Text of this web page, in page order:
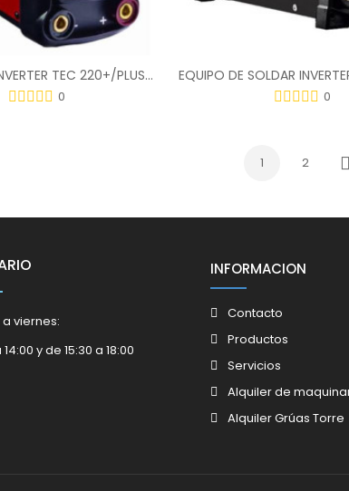
SOLDADORA INVERTER TEC 220+/PLUS+MALETA+ACCESORIOS
0 0
1 2
a viernes:
y de 15:30 a 18:00
INFORMACION
Contacto
Productos
Servicios
Alquiler de
Alquiler Grúas Torre